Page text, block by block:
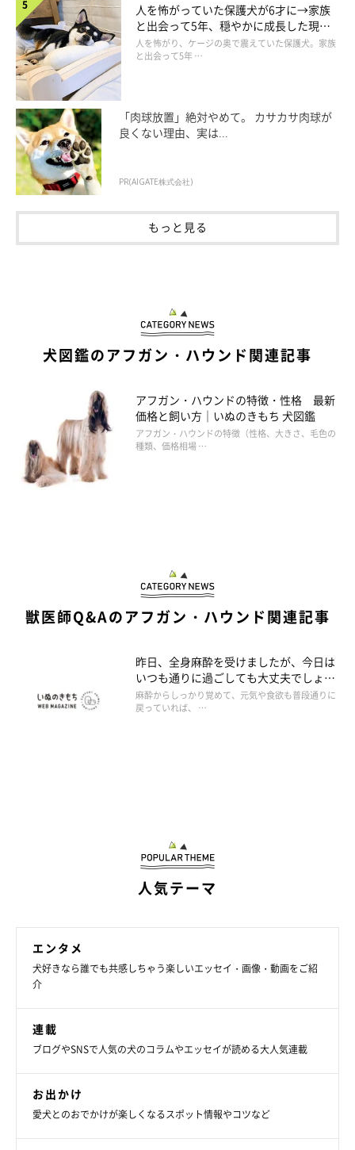
人を怖がっていた保護犬が6才に→家族
と出会って5年、穏やかに成長した現在
の姿にグッとくる
人を怖がり、ケージの奥で震えていた保護犬。家族
と出会って5年 …
「肉球放置」絶対やめて。 カサカサ肉球が
良くない理由、実は...
PR(AIGATE株式会社)
もっと見る
犬図鑑のアフガン・ハウンド関連記事
アフガン・ハウンドの特徴・性格 最新
価格と飼い方｜いぬのきもち 犬図鑑
アフガン・ハウンドの特徴（性格、大きさ、毛色の
種類、価格相場 …
獣医師Q&Aのアフガン・ハウンド関連記事
昨日、全身麻酔を受けましたが、今日は
いつも通りに過ごしても大丈夫でしょう
か。
麻酔からしっかり覚めて、元気や食欲も普段通りに
戻っていれば、 …
人気テーマ
エンタメ
犬好きなら誰でも共感しちゃう楽しいエッセイ・画像・動画をご紹
介
連載
ブログやSNSで人気の犬のコラムやエッセイが読める大人気連載
お出かけ
愛犬とのおでかけが楽しくなるスポット情報やコツなど